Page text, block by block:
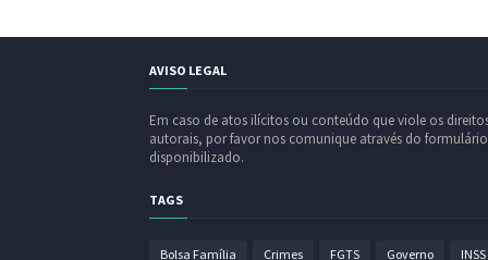
AVISO LEGAL
Em caso de atos ilícitos ou conteúdo que viole os
autorais, por favor nos comunique através do formulário
disponibilizado.
TAGS
Bolsa Família Crimes FGTS Governo INSS